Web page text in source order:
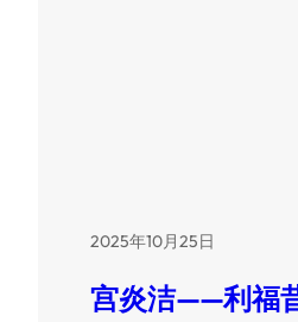
2025年10月25日
宫炎洁——利福